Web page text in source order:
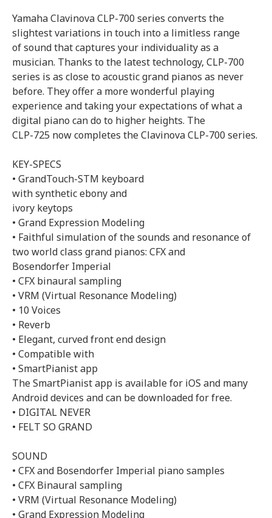
Yamaha Clavinova CLP-700 series converts the
slightest variations in touch into a limitless range
of sound that captures your individuality as a
musician. Thanks to the latest technology, CLP-700
series is as close to acoustic grand pianos as never
before. They offer a more wonderful playing
experience and taking your expectations of what a
digital piano can do to higher heights. The
CLP-725 now completes the Clavinova CLP-700 series.
KEY-SPECS
• GrandTouch-STM keyboard
with synthetic ebony and
ivory keytops
• Grand Expression Modeling
• Faithful simulation of the sounds and resonance of
two world class grand pianos: CFX and
Bosendorfer Imperial
• CFX binaural sampling
• VRM (Virtual Resonance Modeling)
• 10 Voices
• Reverb
• Elegant, curved front end design
• Compatible with
• SmartPianist app
The SmartPianist app is available for iOS and many
Android devices and can be downloaded for free.
• DIGITAL NEVER
• FELT SO GRAND
SOUND
• CFX and Bosendorfer Imperial piano samples
• CFX Binaural sampling
• VRM (Virtual Resonance Modeling)
• Grand Expression Modeling